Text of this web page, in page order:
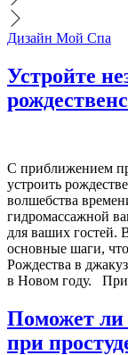
Дизайн Мой Спа
Устройте
С приближением
устроить
волшебства
гидромассажной
для ваших гостей.
основные шаги,
Рождества в
в Новом году.
Поможет ли
при